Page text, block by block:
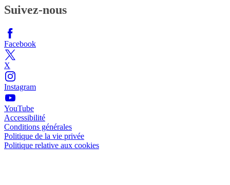
Suivez-nous
Facebook
X
Instagram
YouTube
Accessibilité
Conditions générales
Politique de la vie privée
Politique relative aux cookies